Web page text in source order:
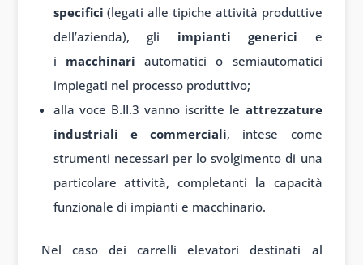
specifici (legati alle tipiche attività produttive
dell’azienda), gli impianti generici e
i macchinari automatici o semiautomatici
impiegati nel processo produttivo;
alla voce B.II.3 vanno iscritte le attrezzature
industriali e commerciali, intese come
strumenti necessari per lo svolgimento di una
particolare attività, completanti la capacità
funzionale di impianti e macchinario.
Nel caso dei carrelli elevatori destinati al